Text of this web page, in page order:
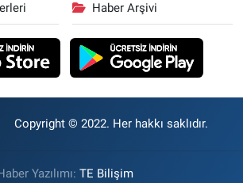
Haber Arşivi
Copyright © 2022. Her hakkı saklıdır.
Yazılımı: TE Bilişim